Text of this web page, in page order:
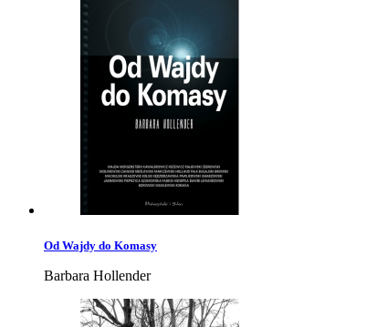
Od Wajdy do Komasy
Barbara Hollender